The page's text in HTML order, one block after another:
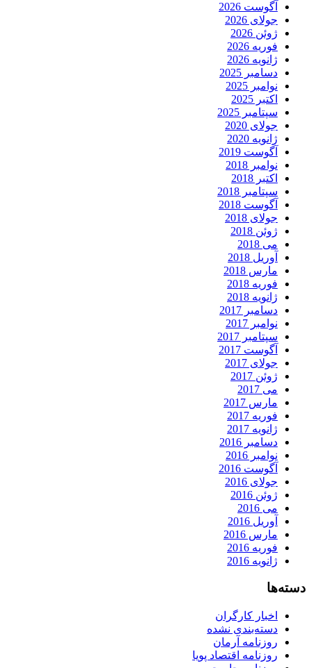
آگوست 2026
جولای 2026
ژوئن 2026
فوریه 2026
ژانویه 2026
دسامبر 2025
نوامبر 2025
اکتبر 2025
سپتامبر 2025
جولای 2020
ژانویه 2020
آگوست 2019
نوامبر 2018
اکتبر 2018
سپتامبر 2018
آگوست 2018
جولای 2018
ژوئن 2018
می 2018
آوریل 2018
مارس 2018
فوریه 2018
ژانویه 2018
دسامبر 2017
نوامبر 2017
سپتامبر 2017
آگوست 2017
جولای 2017
ژوئن 2017
می 2017
مارس 2017
فوریه 2017
ژانویه 2017
دسامبر 2016
نوامبر 2016
آگوست 2016
جولای 2016
ژوئن 2016
می 2016
آوریل 2016
مارس 2016
فوریه 2016
ژانویه 2016
دسته‌ها
اخبار کارگران
دسته‌بندی نشده
روزنامه آرمان
روزنامه اقتصاد پویا